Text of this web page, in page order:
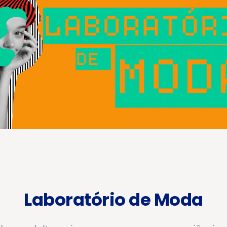
Laboratório de Moda
Ano letivo